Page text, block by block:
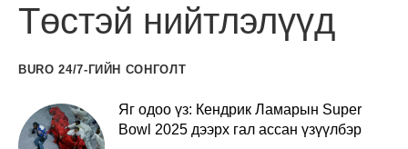
Төстэй нийтлэлүүд
BURO 24/7-ГИЙН СОНГОЛТ
Яг одоо үз: Кендрик Ламарын Super
Bowl 2025 дээрх гал ассан үзүүлбэр